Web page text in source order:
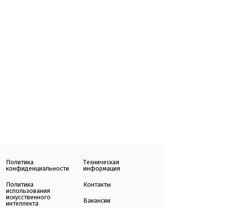
Политика
конфиденциальности
Политика
использования
искусственного
интеллекта
Техническая
информация
Контакты
Вакансии